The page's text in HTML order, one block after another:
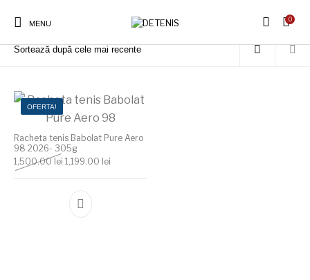
MENU
0
Prima pagină Produse etichetate „Racheta tenis Babolat profesionala”
OFERTA!
Racheta tenis Babolat Pure Aero
98 2026- 305g
1,500.00 lei Prețul inițial a fost: 1,500.00 lei.
1,199.00 lei
Acest produs are mai multe variații.